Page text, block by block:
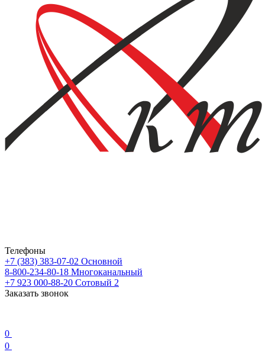
Телефоны
+7 (383) 383-07-02 Основной
8-800-234-80-18 Многоканальный
+7 923 000-88-20 Сотовый 2
Заказать звонок
0
0